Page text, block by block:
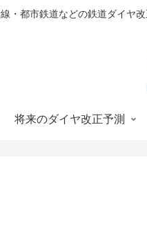
・都市鉄道などの鉄道ダイヤ
将来のダイヤ改正予測